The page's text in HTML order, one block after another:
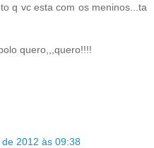
q vc esta com os meninos...ta
quero,,,quero!!!!
2012 às 09:38